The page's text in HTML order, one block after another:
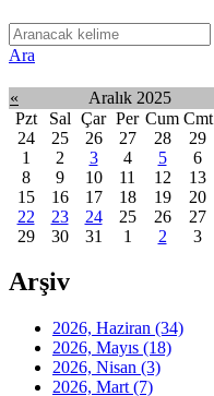
Ara
« Aralık 2025
Pzt
Sal Çar Per Cum Cmt
24
25 26 27 28 29
1
2 3 4 5 6
8
9 10 11 12 13
15
16 17 18 19 20
22
23 24 25 26 27
29
30 31 1 2 3
Arşiv
2026, Haziran (34)
2026, Mayıs (18)
2026, Nisan (3)
2026, Mart (7)